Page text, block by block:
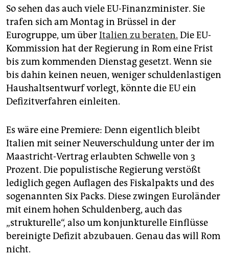
So sehen das auch viele EU-Finanzminister. Sie
trafen sich am Montag in Brüssel in der
Eurogruppe, um überItalien zu beraten. Die EU-
Kommission hat der Regierung in Rom eine Frist
bis zum kommenden Dienstag gesetzt. Wenn sie
bis dahin keinen neuen, weniger schuldenlastigen
Haushaltsentwurf vorlegt, könnte die EU ein
Defizitverfahren einleiten.
Es wäre eine Premiere: Denn eigentlich bleibt
Italien mit seiner Neuverschuldung unter der im
Maastricht-Vertrag erlaubten Schwelle von 3
Prozent. Die populistische Regierung verstößt
lediglich gegen Auflagen des Fiskalpakts und des
sogenannten Six Packs. Diese zwingen Euroländer
mit einem hohen Schuldenberg, auch das
„strukturelle“, also um konjunkturelle Einflüsse
bereinigte Defizit abzubauen. Genau das will Rom
nicht.